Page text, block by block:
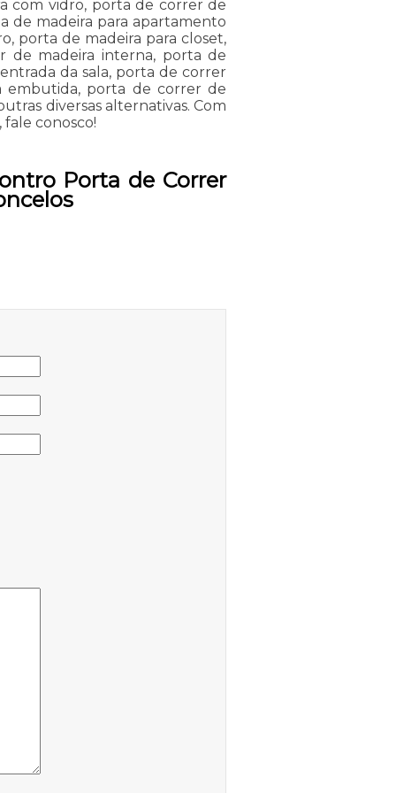
com vidro, porta de correr de
de madeira para apartamento
porta de madeira para closet,
de madeira interna, porta de
da sala, porta de correr
embutida, porta de correr de
diversas alternativas. Com
conosco!
Porta de Correr